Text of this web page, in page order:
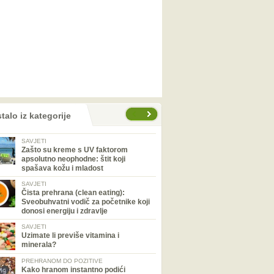
iz kategorije
SAVJETI
Zašto su kreme s UV faktorom
apsolutno neophodne: štit koji
spašava kožu i mladost
SAVJETI
Čista prehrana (clean eating):
Sveobuhvatni vodič za početnike koji
donosi energiju i zdravlje
SAVJETI
Uzimate li previše vitamina i
minerala?
PREHRANOM DO POZITIVE
Kako hranom instantno podići